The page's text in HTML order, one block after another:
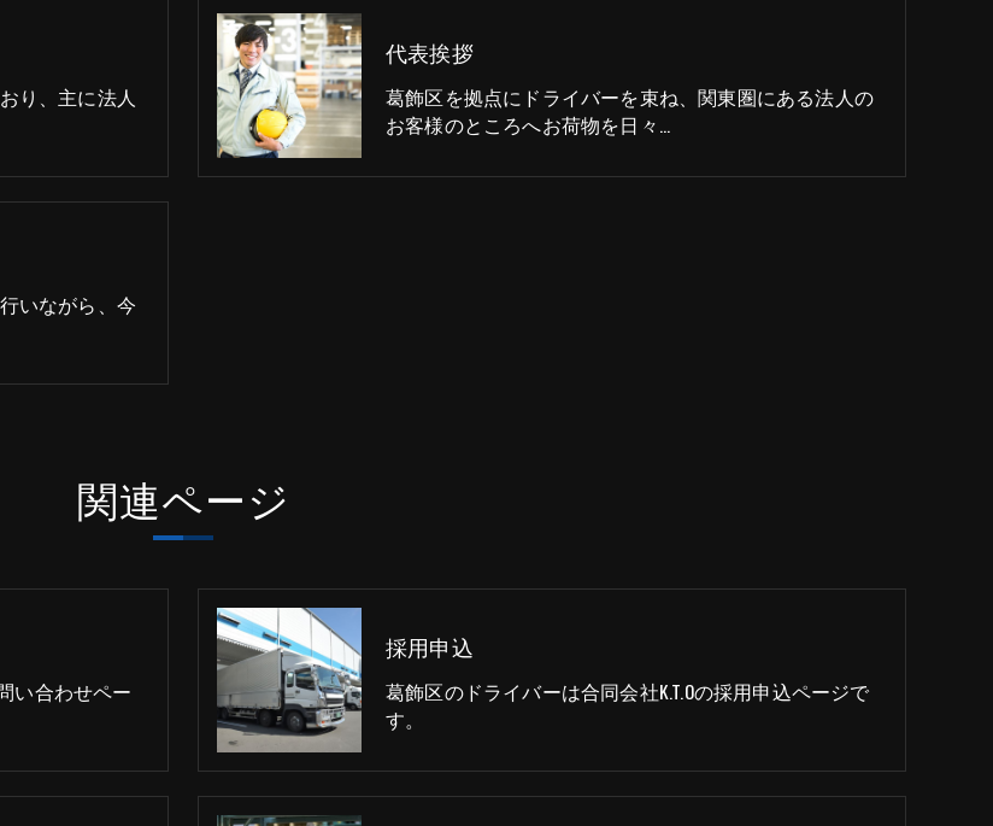
り、主に法人
代表挨拶
葛飾区を拠点にドライバーを束ね、関東圏にある法人の
お客様のところへお荷物を日々…
いながら、今
関連ページ
い合わせペー
採用申込
葛飾区のドライバーは合同会社K.T.Oの採用申込ページで
す。